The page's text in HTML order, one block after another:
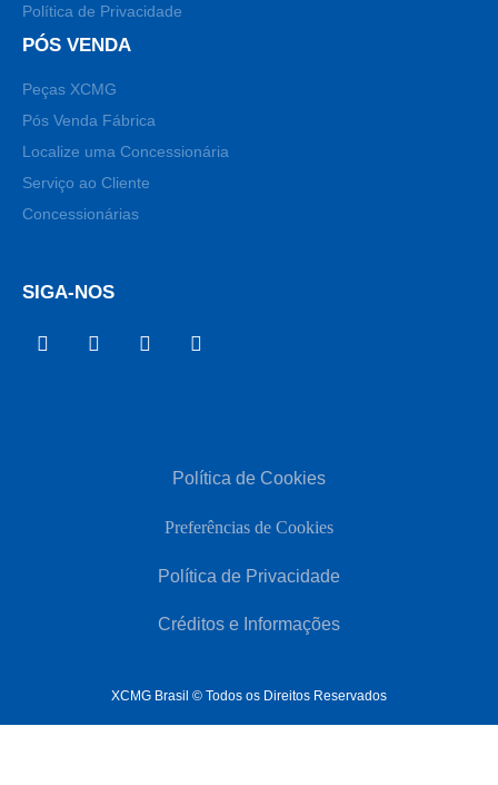
Política de Privacidade
PÓS VENDA
Peças XCMG
Pós Venda Fábrica
Localize uma Concessionária
Serviço ao Cliente
Concessionárias
SIGA-NOS
Política de Cookies
Preferências de Cookies
Política de Privacidade
Créditos e Informações
XCMG Brasil © Todos os Direitos Reservados